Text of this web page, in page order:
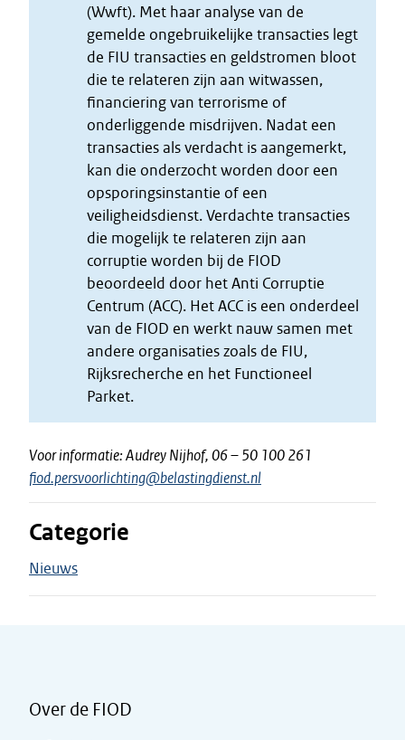
(Wwft). Met haar analyse van de
gemelde ongebruikelijke transacties legt
de FIU transacties en geldstromen bloot
die te relateren zijn aan witwassen,
financiering van terrorisme of
onderliggende misdrijven. Nadat een
transacties als verdacht is aangemerkt,
kan die onderzocht worden door een
opsporingsinstantie of een
veiligheidsdienst. Verdachte transacties
die mogelijk te relateren zijn aan
corruptie worden bij de FIOD
beoordeeld door het Anti Corruptie
Centrum (ACC). Het ACC is een onderdeel
van de FIOD en werkt nauw samen met
andere organisaties zoals de FIU,
Rijksrecherche en het Functioneel
Parket.
Voor informatie: Audrey Nijhof, 06 – 50 100 261
fiod.persvoorlichting@belastingdienst.nl
Categorie
Nieuws
Over de FIOD